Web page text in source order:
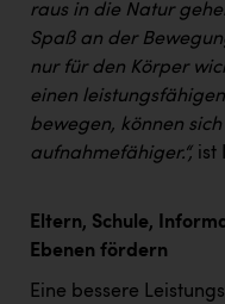
raus in die Natur
Spaß an der
nur für den Körper
einen
bewegen, können
aufnahmefähiger.“, ist
Eltern, Schule,
Ebenen fördern
Eine bessere